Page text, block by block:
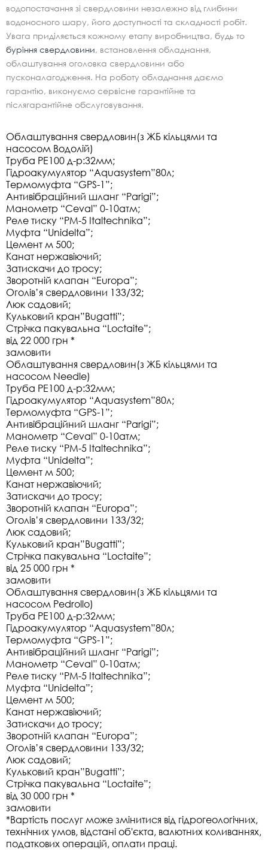
водопостачання зі свердловини незалежно від глибини
водоносного шару, його доступності та складності робіт.
Увага приділяється кожному етапу виробництва, будь то
буріння свердловини, встановлення обладнання,
облаштування оголовка свердловини або
пусконалагодження. На роботу обладнання даємо
гарантію, виконуємо сервісне гарантійне та
післягарантійне обслуговування.
Облаштування свердловин(з ЖБ кільцями та
насосом Водолій)
Труба РЕ100 д-р:32мм;
Гідроакумулятор “Аquasystem”80л;
Термомуфта “GPS-1”;
Антивібраційний шланг “Parigi”;
Манометр “Ceval” 0-10атм;
Реле тиску “PM-5 Italtechnika”;
Муфта “Unidelta”;
Цемент м 500;
Канат нержавіючий;
Затискачи до тросу;
Зворотній клапан “Europa”;
Оголів’я свердловини 133/32;
Люк садовий;
Кульковий кран”Bugatti”;
Стрічка пакувальна “Loctaite”;
від 22 000 грн *
замовити
Облаштування свердловин(з ЖБ кільцями та
насосом Needle)
Труба РЕ100 д-р:32мм;
Гідроакумулятор “Аquasystem”80л;
Термомуфта “GPS-1”;
Антивібраційний шланг “Parigi”;
Манометр “Ceval” 0-10атм;
Реле тиску “PM-5 Italtechnika”;
Муфта “Unidelta”;
Цемент м 500;
Канат нержавіючий;
Затискачи до тросу;
Зворотній клапан “Europa”;
Оголів’я свердловини 133/32;
Люк садовий;
Кульковий кран”Bugatti”;
Стрічка пакувальна “Loctaite”;
від 25 000 грн *
замовити
Облаштування свердловин(з ЖБ кільцями та
насосом Pedrollo)
Труба РЕ100 д-р:32мм;
Гідроакумулятор “Аquasystem”80л;
Термомуфта “GPS-1”;
Антивібраційний шланг “Parigi”;
Манометр “Ceval” 0-10атм;
Реле тиску “PM-5 Italtechnika”;
Муфта “Unidelta”;
Цемент м 500;
Канат нержавіючий;
Затискачи до тросу;
Зворотній клапан “Europa”;
Оголів’я свердловини 133/32;
Люк садовий;
Кульковий кран”Bugatti”;
Стрічка пакувальна “Loctaite”;
від 30 000 грн *
замовити
*Вартість послуг може змінитися від гідрогеологічних,
технічних умов, відстані об'єкта, валютних коливаннях,
податкових операцій, оплати праці.